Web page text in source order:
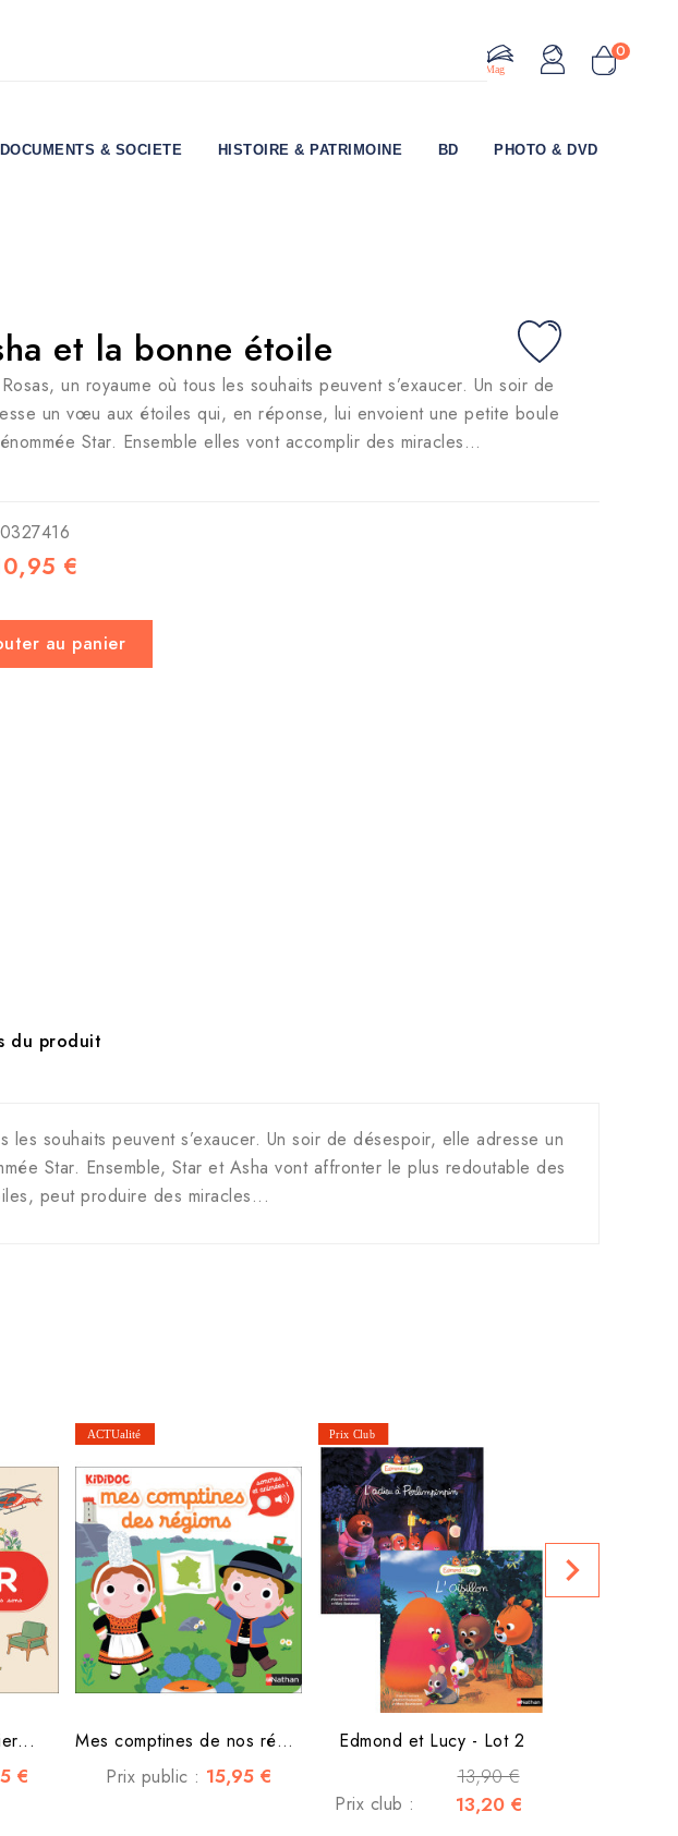
0
Le Mag
DOCUMENTS & SOCIETE HISTOIRE & PATRIMOINE BD PHOTO & DVD
et la bonne étoile
un royaume où tous les souhaits peuvent s’exaucer. Un soir de
un vœu aux étoiles qui, en réponse, lui envoient une petite boule
Star. Ensemble elles vont accomplir des miracles…
€
au panier
du produit
souhaits peuvent s’exaucer. Un soir de désespoir, elle adresse un
Star. Ensemble, Star et Asha vont affronter le plus redoutable des
peut produire des miracles...
€
Mes comptines de nos régions
Prix public : 15,95 €
Edmond et Lucy - Lot 2
13,90 €
Prix club : 13,20 €
Prix
navigate_next